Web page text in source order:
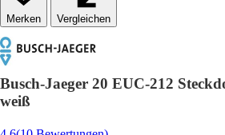
Vergleichen
Busch-Jaeger 20 EUC-212
weiß